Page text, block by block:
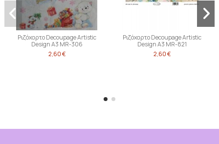
Ριζόχαρτο Decoupage Artistic
Design A3 MR-306
2,60 €
Ριζόχαρτο Decoupage Artistic
Design A3 MR-821
2,60 €